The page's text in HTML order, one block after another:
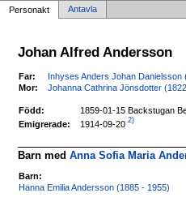
Personakt Antavla
Johan Alfred Andersson
Far:
Inhyses Anders Johan Danielsson
Mor:
Johanna Cathrina Jönsdotter
Född: 1859-01-15 Backstugan
Emigrerade:
1914-09-20 2)
Barn medAnna Sofia Maria
Barn:
Hanna Emilia Andersson (1885 - 1955)